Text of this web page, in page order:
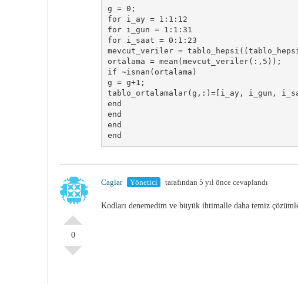
g = 0;
for i_ay = 1:1:12
for i_gun = 1:1:31
for i_saat = 0:1:23
mevcut_veriler =
ortalama = mean(mevcut_veriler(:,5));
if ~isnan(ortalama)
g = g+1;
tablo_ortalamalar(g,:)=[i_ay, i_gun,
end
end
end
end
0
Caglar Yönetici tarafından 5 yıl önce cevaplandı
Kodları denemedim ve büyük ihtimalle daha temiz